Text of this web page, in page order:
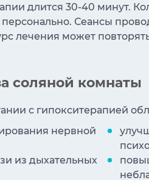
длится 30-40 минут.
Сеансы
лечения может
соляной комнаты
с гипокситерапией
нервной
из дыхательных